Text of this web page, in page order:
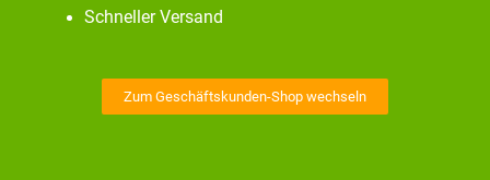
Schneller Versand
Zum Geschäftskunden-Shop wechseln